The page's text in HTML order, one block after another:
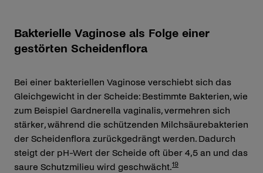
Bakterielle Vaginose als Folge einer
gestörten Scheidenflora
Bei einer bakteriellen Vaginose verschiebt sich das
Gleichgewicht in der Scheide: Bestimmte Bakterien, wie
zum Beispiel Gardnerella vaginalis, vermehren sich
stärker, während die schützenden Milchsäurebakterien
der Scheidenflora zurückgedrängt werden. Dadurch
steigt der pH-Wert der Scheide oft über 4,5 an und das
saure Schutzmilieu wird geschwächt.19